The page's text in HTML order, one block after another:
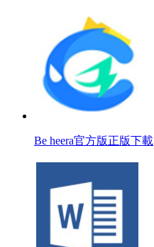
Be heera官方版正版下載